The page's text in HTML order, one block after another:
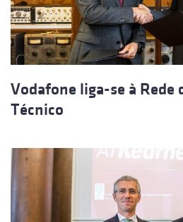
Vodafone liga-se à Rede
Técnico